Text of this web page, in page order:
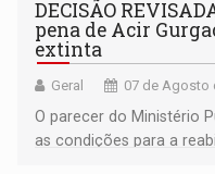
DECISÃO
pena de Acir
extinta
Geral 07 de Agosto
O parecer do Ministério
as condições para a